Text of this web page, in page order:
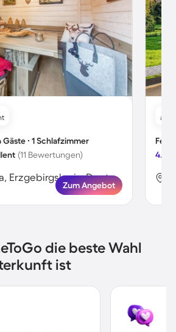
∙ 1 Schlafzimmer
(11 Bewertungen)
Bad Schlema, Erzgebirgskreis, Deutschland
Zum Angebot
ab
4.9
die beste Wahl
ist